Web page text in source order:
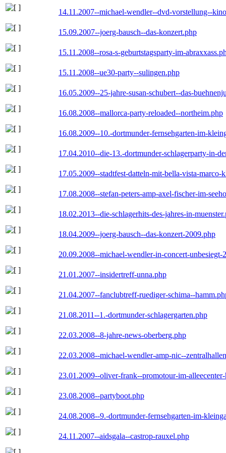
14.11.2007--michael-wendler--dvd-vorstellung--
15.09.2007--joerg-bausch--das-konzert.php
15.11.2008--rosa-s-geburtstagsparty-im-
15.11.2008--ue30-party--sulingen.php
16.05.2009--25-jahre-susan-schubert--das-
16.08.2008--mallorca-party-reloaded--northeim.php
16.08.2009--10.-dortmunder-fernsehgarten-im-
17.04.2010--die-13.-dortmunder-schlagerparty-in-
17.05.2009--stadtfest-datteln-mit-bella-vista-marco-
17.08.2008--stefan-peters-amp-axel-fischer-im-
18.02.2013--die-schlagerhits-des-jahres-in-
18.04.2009--joerg-bausch--das-konzert-2009.php
20.09.2008--michael-wendler-in-concert-unbesiegt-
21.01.2007--insidertreff-unna.php
21.04.2007--fanclubtreff-ruediger-schima--
21.08.2011--1.-dortmunder-schlagergarten.php
22.03.2008--8-jahre-news-oberberg.php
22.03.2008--michael-wendler-amp-nic--
23.01.2009--oliver-frank--promotour-im-
23.08.2008--partyboot.php
24.08.2008--9.-dortmunder-fernsehgarten-im-
24.11.2007--aidsgala--castrop-rauxel.php